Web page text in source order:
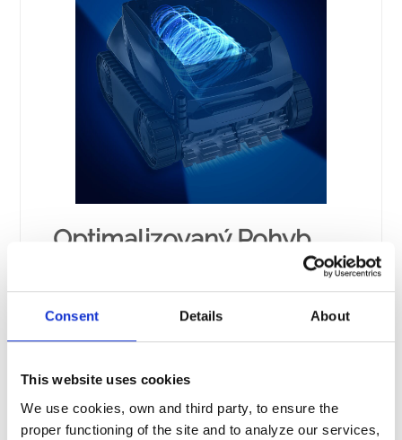
Consent Details About
This website uses cookies
We use cookies, own and third party, to ensure the
proper functioning of the site and to analyze our services,
Optimalizovaný Pohyb
VOYAGER™ skvělé pokrytíbazénu a neomezený
optimalizovaný pohyb. Funguje ideálněve
povrchů.